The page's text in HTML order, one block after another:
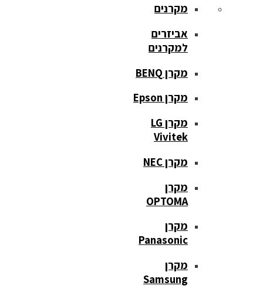
מקרנים
אביזרים
למקרנים
מקרן BENQ
מקרן Epson
מקרן LG
Vivitek
מקרן NEC
מקרן
OPTOMA
מקרן
Panasonic
מקרן
Samsung